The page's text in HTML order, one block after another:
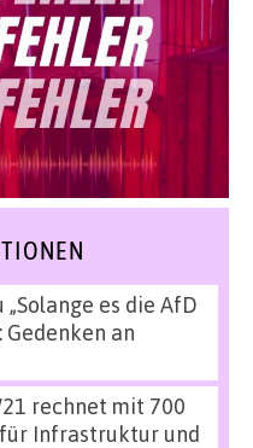
„Solange es die AfD
an
rechnet mit 700
Infrastruktur und